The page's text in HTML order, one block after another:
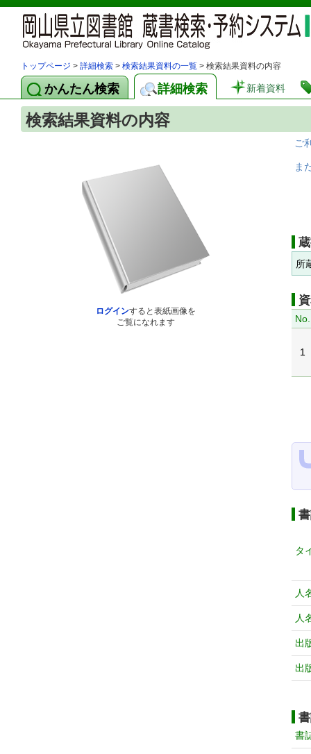
トップページ > 詳細検索 > 検索結果資料の一覧 > 検索結果資料の内容
かんたん検索 詳細検索 新着資料
検索結果資料の内容
ログインすると表紙画像を
ご覧になれます
ご
ま
所
No.
1
タ
人
人
出
出
書